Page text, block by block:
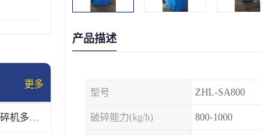
更多
广东震龙1000强力粉碎机多少钱一台 使用方便
产品描述
型号 ZHL-SA800
破碎能力(kg/h) 800-1000